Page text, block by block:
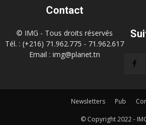
Contact
© IMG - Tous droits réservés
Tél. : (+216) 71.962.775 - 71.962.617
Email : img@planet.tn
Newsletters Pub
© Copyright 2022 -